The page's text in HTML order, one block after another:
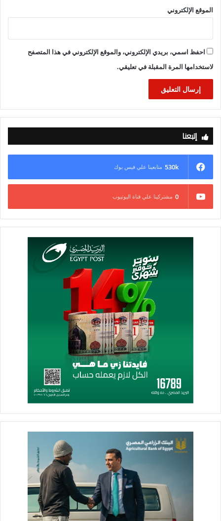
مخططات عدد من الأبراج سيتم تنفيذها في “مثلث ماسبيرو” وموقف
تطوير الشريط النهري بأسوان الجديدة
استعراض الاستعمالات المقترحة لـ 185 موقعا من أراضي أصول
الدولة غير المستغلة
عرض تصور لتطوير شبكة الطرق في “سانت كاترين” ووادي الدير
عقد الدكتور مصطفى مدبولي، رئيس مجلس الوزراء، اليوم،
اجتماعا؛ لمتابعة ملفات عمل وزارة الإسكان والمرافق والمجتمعات
العمرانية، والاطلاع على الموقف التنفيذي للمشروعات العديدة التي
تقوم بتنفيذها حالياً، وذلك بحضور الدكتور عاصم الجزار، وزير
الإسكان والمرافق والمجتمعات العمرانية، والمهندس خالد عباس،
نائب وزير الإسكان لمتابعة المشروعات القومية، والمهندس عبد
المطلب ممدوح، نائب رئيس هيئة المجتمعات العمرانية الجديدة،
والدكتور عبد الخالق إبراهيم، مساعد وزير الإسكان، والدكتور
مصطفى منير، مستشار وزير الإسكان.
وفى بداية الاجتماع، أكد الدكتور مصطفى مدبولى أهمية المشروعات
الكبرى التى تنفذها وزارة الإسكان فى تحقيق التنمية المطلوبة، وكذا
المساعدة فى إحداث انتعاشة اقتصادية، وتوفير فرص العمل لملايين
الشباب، مشيراً إلى متابعة الرئيس عبدالفتاح السيسى، المستمرة
لمشروعات مدن الجيل الرابع الجديدة التى يتم تنفيذها، وكذا
مشروعات تطوير المدن القائمة، وفى القلب منها تطوير القاهرة
كما شدد رئيس الوزراء على ضرورة التزام جميع العاملين
بالمشروعات المختلفة بتطبيق الإجراءات الاحترازية، خاصة ارتداء
الكمامات، للحماية من فيروس كورونا، موجها بأن تكون هناك متابعة
الموقع الإلكتروني
احفظ اسمي، بريدي الإلكتروني، والموقع الإلكتروني في هذا المتصفح
لاستخدامها المرة المقبلة في تعليقي.
إتبعنا
530k متابعينا علي فيس بوك
0 مشتركينا علي قناة اليوتيوب